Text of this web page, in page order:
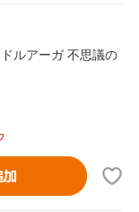
ルアーガ 不思議の